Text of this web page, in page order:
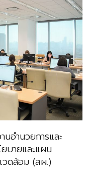
อำนวยการและ
บายและแผน
วดล้อม (สผ.)